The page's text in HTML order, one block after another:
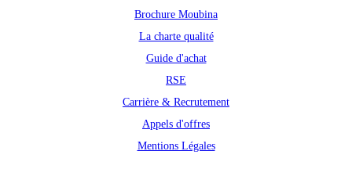
Brochure Moubina
La charte qualité
Guide d'achat
RSE
Carrière & Recrutement
Appels d'offres
Mentions Légales